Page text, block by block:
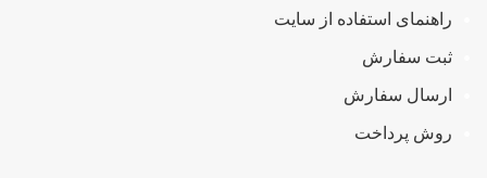
راهنمای استفاده از سایت
ثبت سفارش
ارسال سفارش
روش پرداخت